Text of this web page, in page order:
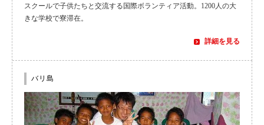
スクールで子供たちと交流する国際ボランティア活動。1200人の大
きな学校で寮滞在。
詳細を見る
バリ島